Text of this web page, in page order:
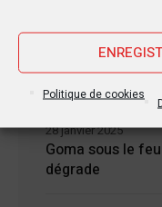
Politique de cookies
Jean-Noël
française en
tension
Goma sous le
dégrade
28 janvier 2025